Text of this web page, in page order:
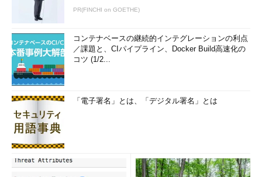
PR(FINCHI on GOETHE)
コンテナベースの継続的インテグレーションの利点
／課題と、CIパイプライン、Docker Build高速化の
コツ (1/2...
「電子署名」とは、「デジタル署名」とは